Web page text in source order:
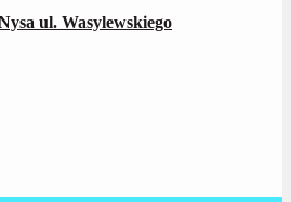
ul. Wasylewskiego